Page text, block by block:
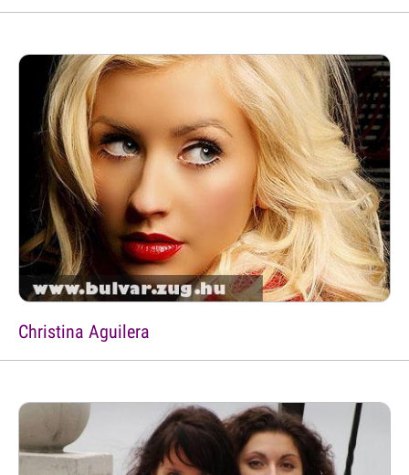
Christina Aguilera